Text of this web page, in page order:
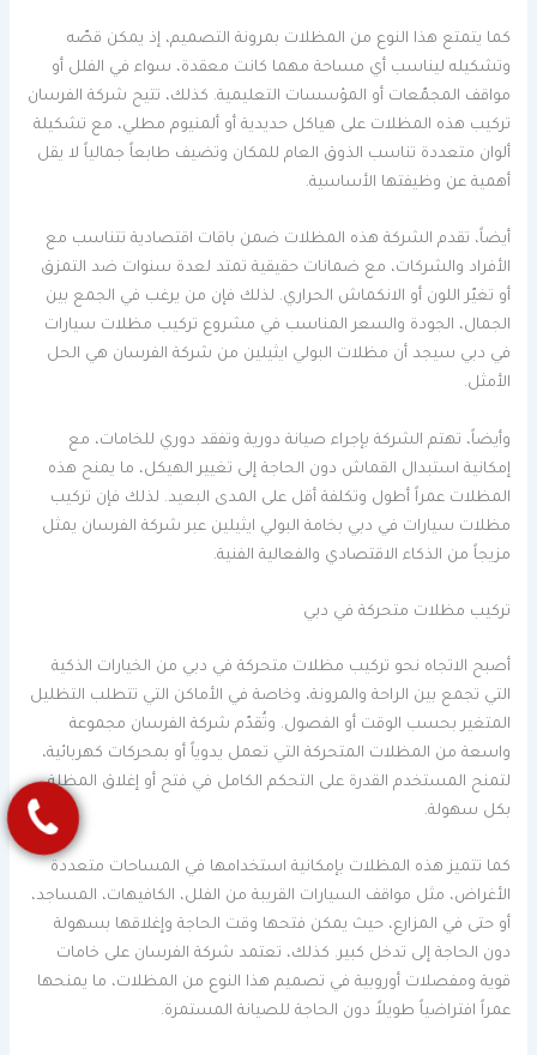
كما يتمتع هذا النوع من المظلات بمرونة التصميم، إذ يمكن قصّه
وتشكيله ليناسب أي مساحة مهما كانت معقدة، سواء في الفلل أو
مواقف المجمّعات أو المؤسسات التعليمية. كذلك، تتيح شركة الفرسان
تركيب هذه المظلات على هياكل حديدية أو ألمنيوم مطلي، مع تشكيلة
ألوان متعددة تناسب الذوق العام للمكان وتضيف طابعاً جمالياً لا يقل
أهمية عن وظيفتها الأساسية.
أيضاً، تقدم الشركة هذه المظلات ضمن باقات اقتصادية تتناسب مع
الأفراد والشركات، مع ضمانات حقيقية تمتد لعدة سنوات ضد التمزق
أو تغيّر اللون أو الانكماش الحراري. لذلك فإن من يرغب في الجمع بين
الجمال، الجودة والسعر المناسب في مشروع تركيب مظلات سيارات
في دبي سيجد أن مظلات البولي ايثيلين من شركة الفرسان هي الحل
الأمثل.
وأيضاً، تهتم الشركة بإجراء صيانة دورية وتفقد دوري للخامات، مع
إمكانية استبدال القماش دون الحاجة إلى تغيير الهيكل، ما يمنح هذه
المظلات عمراً أطول وتكلفة أقل على المدى البعيد. لذلك فإن تركيب
مظلات سيارات في دبي بخامة البولي ايثيلين عبر شركة الفرسان يمثل
مزيجاً من الذكاء الاقتصادي والفعالية الفنية.
تركيب مظلات متحركة في دبي
أصبح الاتجاه نحو تركيب مظلات متحركة في دبي من الخيارات الذكية
التي تجمع بين الراحة والمرونة، وخاصة في الأماكن التي تتطلب التظليل
المتغير بحسب الوقت أو الفصول. وتُقدّم شركة الفرسان مجموعة
واسعة من المظلات المتحركة التي تعمل يدوياً أو بمحركات كهربائية،
لتمنح المستخدم القدرة على التحكم الكامل في فتح أو إغلاق المظلة
بكل سهولة.
كما تتميز هذه المظلات بإمكانية استخدامها في المساحات متعددة
الأغراض، مثل مواقف السيارات القريبة من الفلل، الكافيهات، المساجد،
أو حتى في المزارع، حيث يمكن فتحها وقت الحاجة وإغلاقها بسهولة
دون الحاجة إلى تدخل كبير. كذلك، تعتمد شركة الفرسان على خامات
قوية ومفصلات أوروبية في تصميم هذا النوع من المظلات، ما يمنحها
عمراً افتراضياً طويلاً دون الحاجة للصيانة المستمرة.